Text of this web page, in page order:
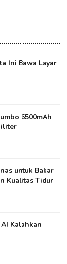
Ini Bawa Layar
6500mAh
untuk Bakar
Kualitas Tidur
Kalahkan